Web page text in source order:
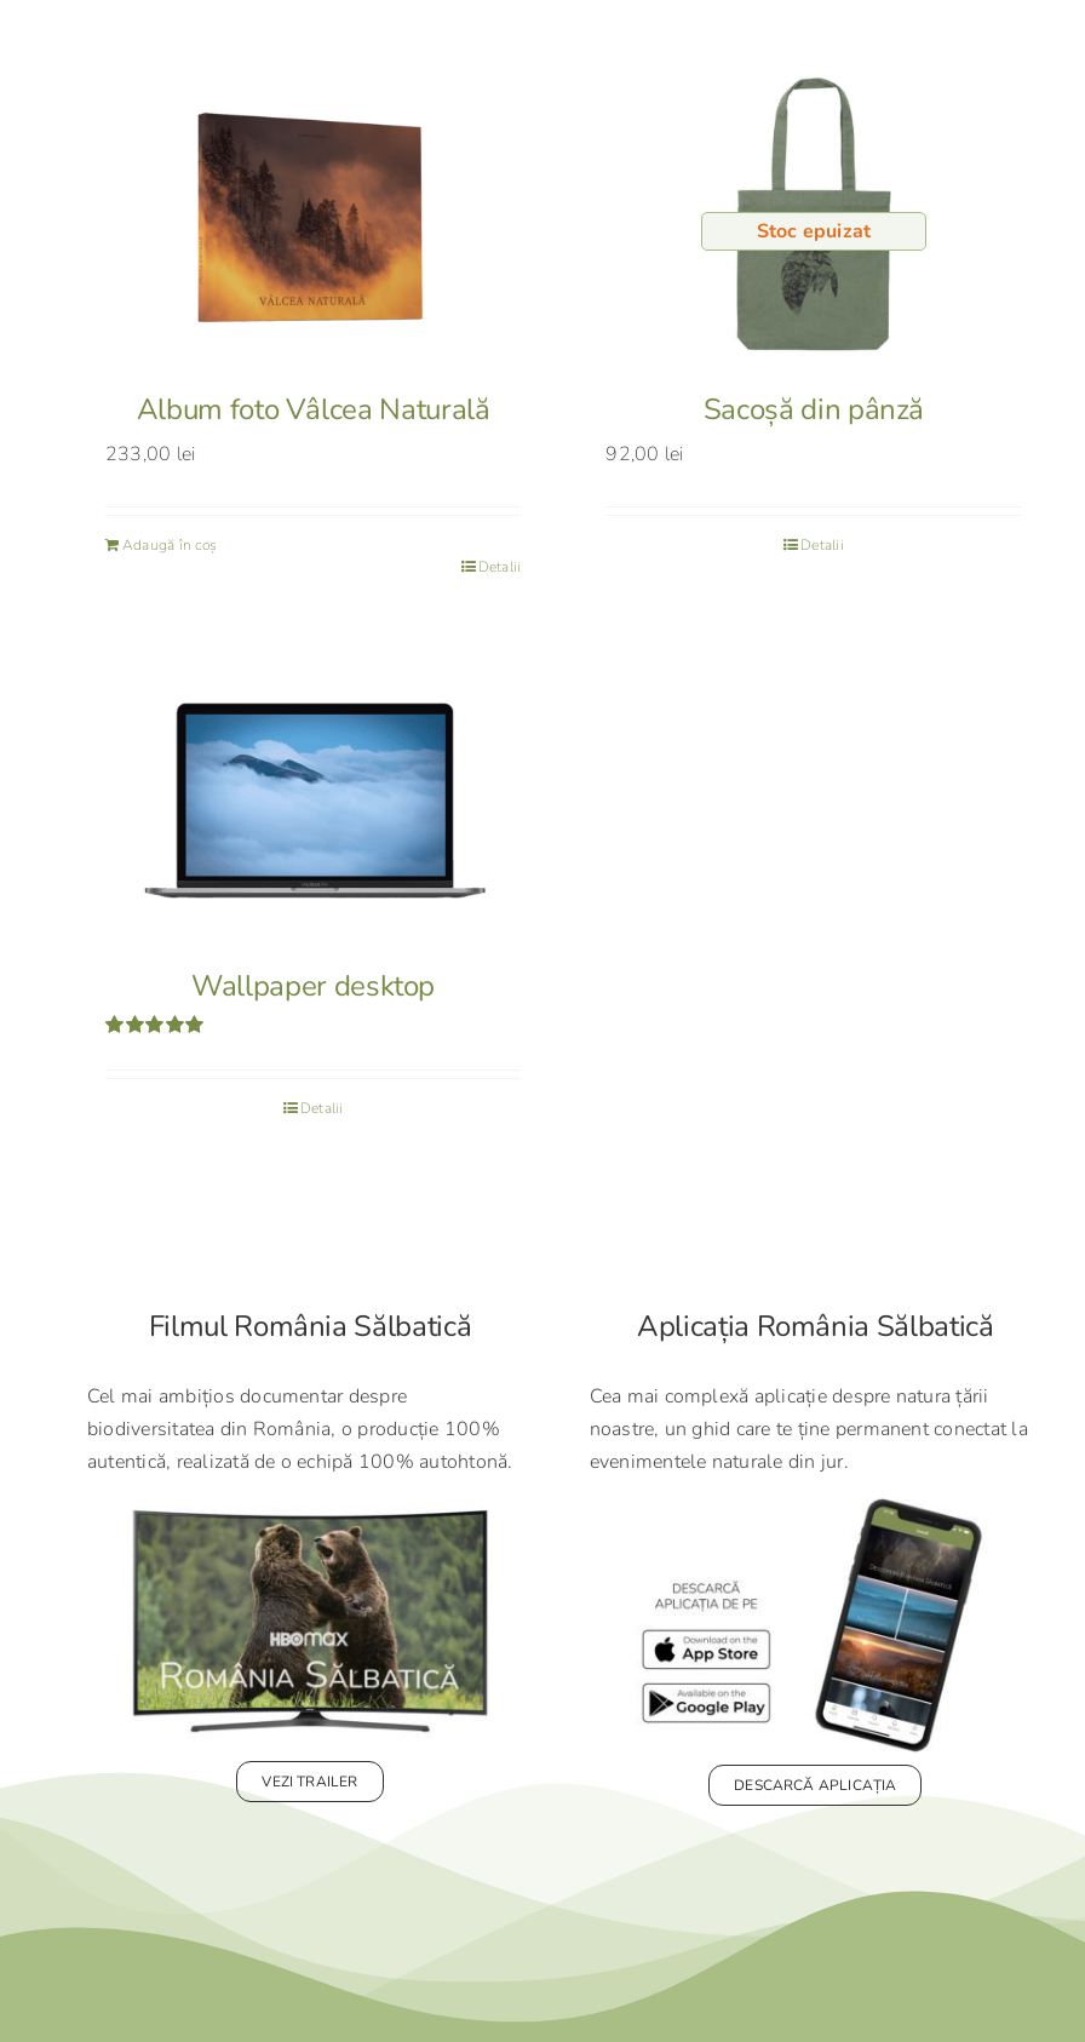
Album foto Vâlcea Naturală
233,00 lei
Adaugă în coș
Detalii
Stoc epuizat
Sacoșă din pânză
92,00 lei
Detalii
Wallpaper desktop
Detalii
Filmul România Sălbatică
Cel mai ambițios documentar despre
biodiversitatea din România, o producție 100%
autentică, realizată de o echipă 100% autohtonă.
VEZI TRAILER
Aplicația România Sălbatică
Cea mai complexă aplicație despre natura țării
noastre, un ghid care te ține permanent conectat la
evenimentele naturale din jur.
DESCARCĂ APLICAȚIA